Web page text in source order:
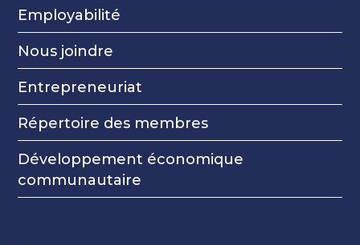
Employabilité
Nous joindre
Entrepreneuriat
Répertoire des membres
Développement économique
communautaire